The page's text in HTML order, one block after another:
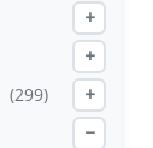
+
+
(299) +
−